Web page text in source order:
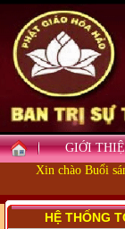
GIỚI
Xin chào Buổi
HỆ THỐNG